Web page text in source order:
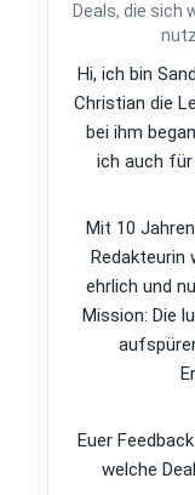
Deals, die sich
Hi, ich bin
Christian die
bei ihm
ich auch
Mit 10
Redakteurin
ehrlich und
Mission: Die
Euer
welche